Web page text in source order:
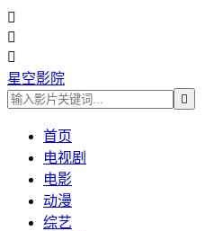



星空影院

首页
电视剧
电影
动漫
综艺